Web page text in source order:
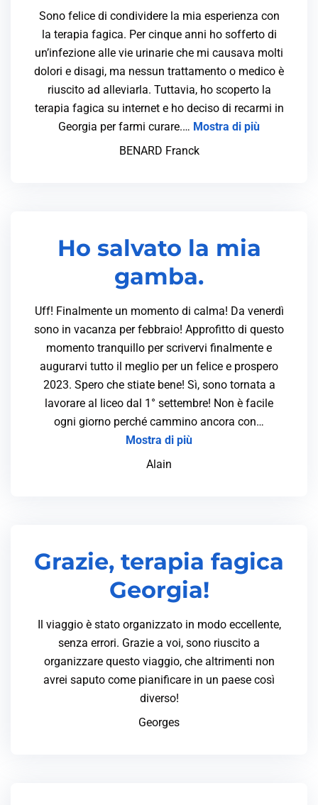
Sono felice di condividere la mia esperienza con
la terapia fagica. Per cinque anni ho sofferto di
un’infezione alle vie urinarie che mi causava molti
dolori e disagi, ma nessun trattamento o medico è
riuscito ad alleviarla. Tuttavia, ho scoperto la
terapia fagica su internet e ho deciso di recarmi in
Georgia per farmi curare.… Mostra di più
BENARD Franck
Ho salvato la mia
gamba.
Uff! Finalmente un momento di calma! Da venerdì
sono in vacanza per febbraio! Approfitto di questo
momento tranquillo per scrivervi finalmente e
augurarvi tutto il meglio per un felice e prospero
2023. Spero che stiate bene! Sì, sono tornata a
lavorare al liceo dal 1° settembre! Non è facile
ogni giorno perché cammino ancora con…
Mostra di più
Alain
Grazie, terapia fagica
Georgia!
Il viaggio è stato organizzato in modo eccellente,
senza errori. Grazie a voi, sono riuscito a
organizzare questo viaggio, che altrimenti non
avrei saputo come pianificare in un paese così
diverso!
Georges